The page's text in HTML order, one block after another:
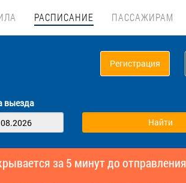
РАСПИСАНИЕ ПАССАЖИРАМ
Регистрация
выезда
за 5 минут до